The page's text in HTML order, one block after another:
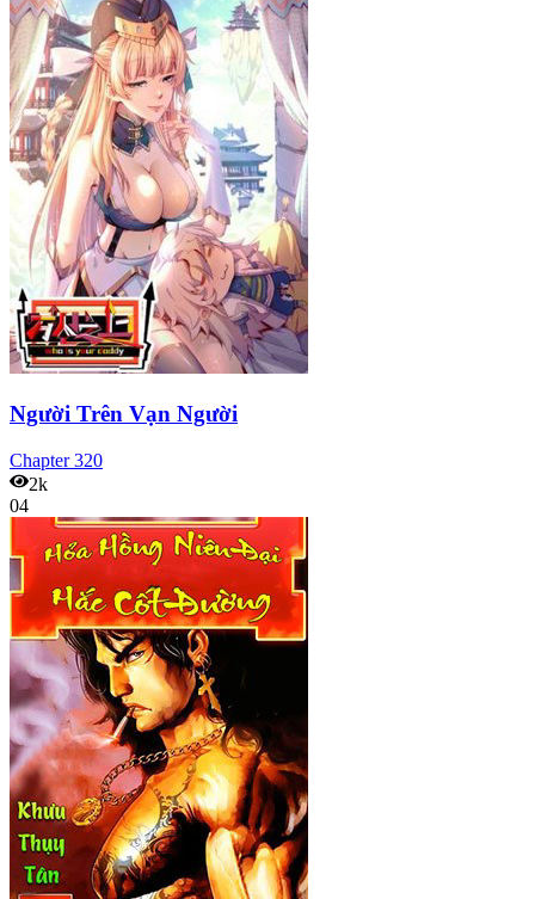
Người Trên Vạn Người
Chapter320
2k
04